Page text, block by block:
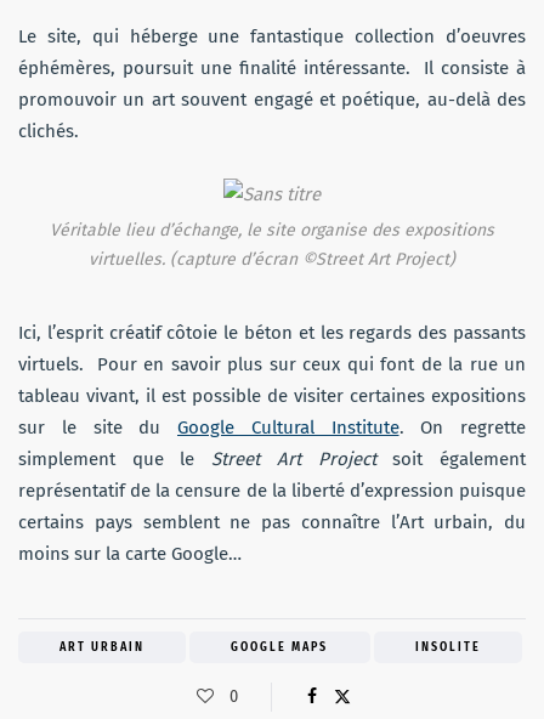
Le site, qui héberge une fantastique collection d’oeuvres
éphémères, poursuit une finalité intéressante. Il consiste à
promouvoir un art souvent engagé et poétique, au-delà des
clichés.
Véritable lieu d’échange, le site organise des expositions
virtuelles. (capture d’écran ©Street Art Project)
Ici, l’esprit créatif côtoie le béton et les regards des passants
virtuels. Pour en savoir plus sur ceux qui font de la rue un
tableau vivant, il est possible de visiter certaines expositions
sur le site du Google Cultural Institute. On regrette
simplement que le Street Art Projectsoit également
représentatif de la censure de la liberté d’expression puisque
certains pays semblent ne pas connaître l’Art urbain, du
moins sur la carte Google…
ART URBAIN GOOGLE MAPS INSOLITE
0